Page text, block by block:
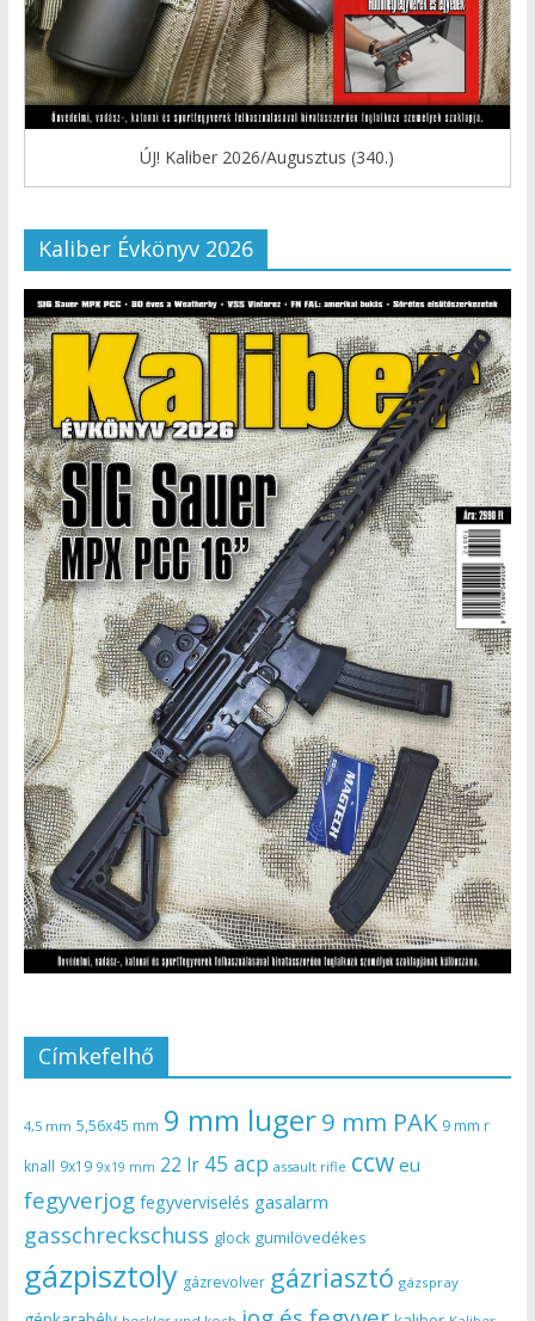
ÚJ! Kaliber 2026/Augusztus (340.)
Kaliber Évkönyv 2026
Címkefelhő
4,5 mm 5,56x45 mm 9 mm luger9 mm PAK 9 mm r
knall 9x19 9x19 mm 22 lr 45 acp assault rifle ccw eu
fegyverjog fegyverviselés gasalarm
gasschreckschuss glock gumilövedékes
gázpisztoly gázrevolver gázriasztó gázspray